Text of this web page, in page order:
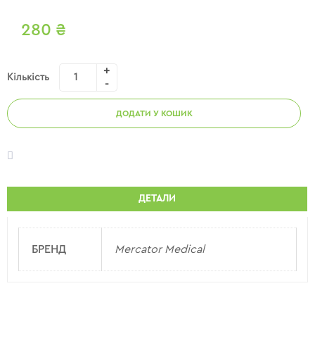
280 ₴
Кількість
ДОДАТИ У КОШИК
ДЕТАЛИ
БРЕНД Mercator Medical